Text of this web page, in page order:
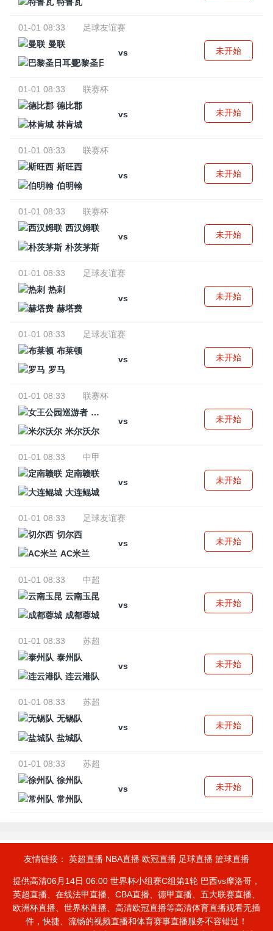
01-01 08:33
足球友谊赛
曼联
vs
巴黎圣日耳曼
未开始
01-01 08:33
联赛杯
德比郡
vs
林肯城
未开始
01-01 08:33
联赛杯
斯旺西
vs
伯明翰
未开始
01-01 08:33
联赛杯
西汉姆联
vs
朴茨茅斯
未开始
01-01 08:33
足球友谊赛
热刺
vs
赫塔费
未开始
01-01 08:33
足球友谊赛
布莱顿
vs
罗马
未开始
01-01 08:33
联赛杯
女王公园巡游者
vs
米尔沃尔
未开始
01-01 08:33
中甲
定南赣联
vs
大连鲲城
未开始
01-01 08:33
足球友谊赛
切尔西
vs
AC米兰
未开始
01-01 08:33
中超
云南玉昆
vs
成都蓉城
未开始
01-01 08:33
苏超
泰州队
vs
连云港队
未开始
01-01 08:33
苏超
无锡队
vs
盐城队
未开始
01-01 08:33
苏超
徐州队
vs
常州队
未开始
友情链接： 英超直播 NBA直播 欧冠直播 足球直播 篮球直播
提供高清06月14日 06:00 世界杯小组赛C组第1轮 巴西vs摩洛哥，
英超直播、在线法甲直播、CBA直播、德甲直播、五大联赛直播、
欧洲杯直播、世界杯直播、高清欧冠直播等高清体育直播观看无插
件，快捷、流畅的视频直播和体育赛事直播服务不容错过！